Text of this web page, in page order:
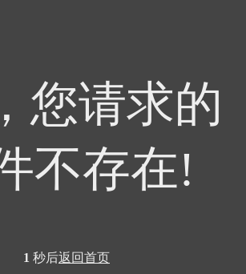
您请求的
不存在!
1 秒后返回首页